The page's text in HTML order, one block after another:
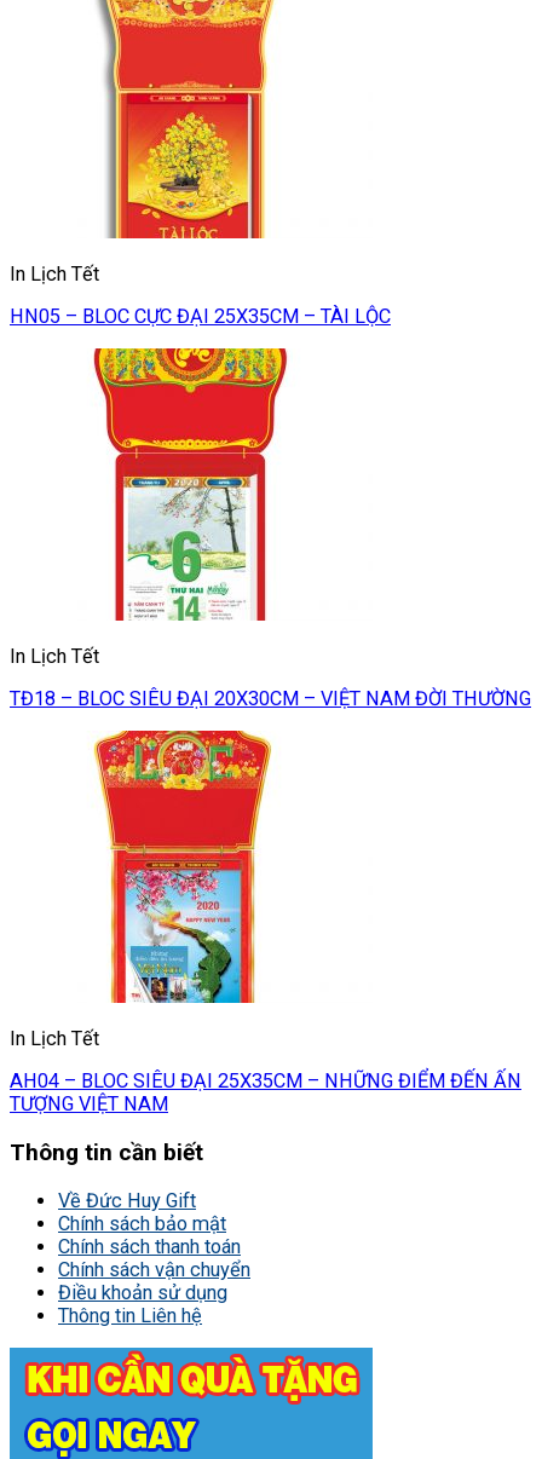
In Lịch Tết
HN05 – BLOC CỰC ĐẠI 25X35CM – TÀI LỘC
In Lịch Tết
TĐ18 – BLOC SIÊU ĐẠI 20X30CM – VIỆT NAM ĐỜI THƯỜNG
In Lịch Tết
AH04 – BLOC SIÊU ĐẠI 25X35CM – NHỮNG ĐIỂM ĐẾN ẤN
TƯỢNG VIỆT NAM
Thông tin cần biết
Về Đức Huy Gift
Chính sách bảo mật
Chính sách thanh toán
Chính sách vận chuyển
Điều khoản sử dụng
Thông tin Liên hệ